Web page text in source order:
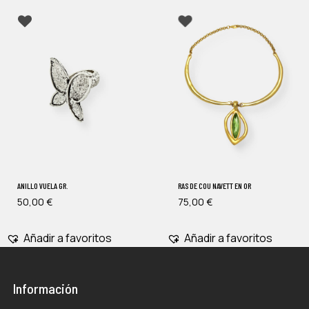
ANILLO VUELA GR.
50,00 €
Añadir a favoritos
RAS DE COU NAVETT EN OR
75,00 €
Añadir a favoritos
Información